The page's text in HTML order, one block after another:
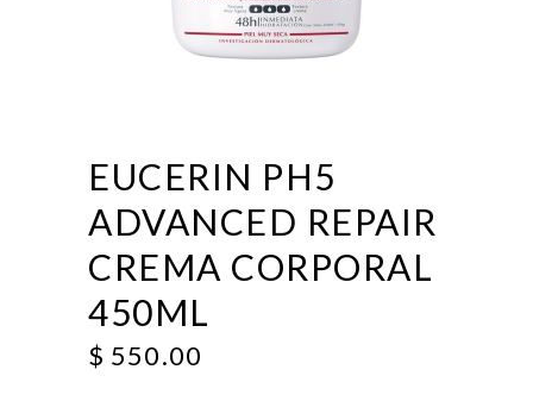
EUCERIN PH5
ADVANCED REPAIR
CREMA CORPORAL
450ML
$ 550.00